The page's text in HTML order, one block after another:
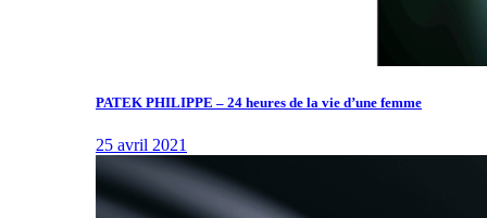
PATEK PHILIPPE – 24 heures de la vie d’une femme
25 avril 2021